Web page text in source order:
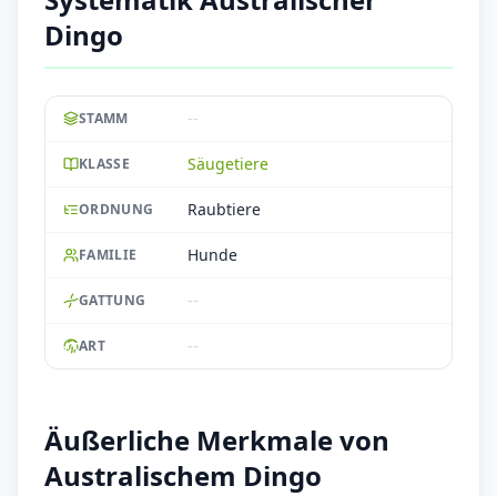
Dingo
STAMM --
KLASSE Säugetiere
ORDNUNG Raubtiere
FAMILIE Hunde
GATTUNG --
ART --
Äußerliche Merkmale von
Australischem Dingo